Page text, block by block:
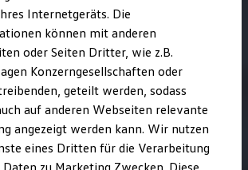
für Privatkunden
für Gewerbekunden
und Ladekabel
& Kosten der Elektrofahrzeuge
für Privatkunden
für Gewerbekunden
Fahren
ID. Buzz
Beratung
Internetgeräts. Die
können mit anderen
oder Seiten Dritter, wie z.B.
Konzerngesellschaften oder
geteilt werden, sodass
auf anderen Webseiten relevante
angezeigt werden kann. Wir nutzen
eines Dritten für die Verarbeitung
zu Marketing Zwecken. Diese